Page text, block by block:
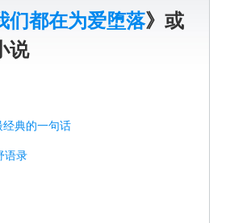
们都在为爱堕落》或
说
典的一句话
语录